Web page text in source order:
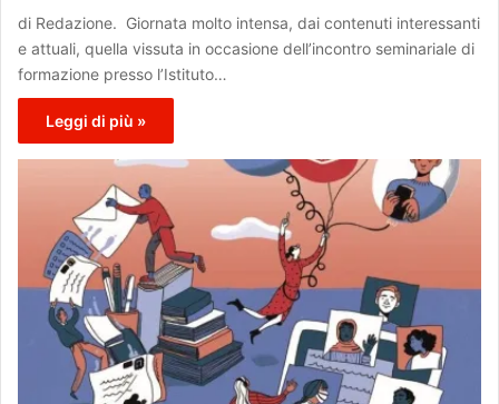
di Redazione. Giornata molto intensa, dai contenuti interessanti
e attuali, quella vissuta in occasione dell’incontro seminariale di
formazione presso l’Istituto…
Leggi di più »